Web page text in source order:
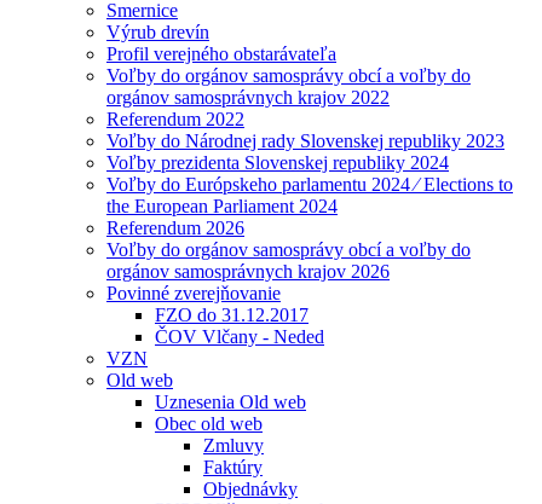
Smernice
Výrub drevín
Profil verejného obstarávateľa
Voľby do orgánov samosprávy obcí a voľby do
orgánov samosprávnych krajov 2022
Referendum 2022
Voľby do Národnej rady Slovenskej republiky 2023
Voľby prezidenta Slovenskej republiky 2024
Voľby do Európskeho parlamentu 2024 ⁄ Elections to
the European Parliament 2024
Referendum 2026
Voľby do orgánov samosprávy obcí a voľby do
orgánov samosprávnych krajov 2026
Povinné zverejňovanie
FZO do 31.12.2017
ČOV Vlčany - Neded
VZN
Old web
Uznesenia Old web
Obec old web
Zmluvy
Faktúry
Objednávky